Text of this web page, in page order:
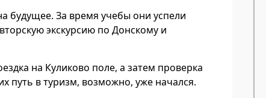
будущее. За время учебы они успели
экскурсию по Донскому и
на Куликово поле, а затем проверка
путь в туризм, возможно, уже начался.